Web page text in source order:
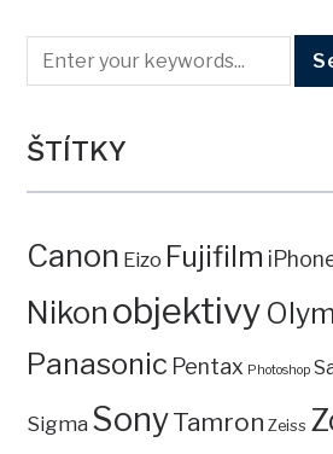
ŠTÍTKY
Canon Eizo Fujifilm
Nikon objektivy
Panasonic Pentax Photoshop
Sigma SonyTamron Zeiss